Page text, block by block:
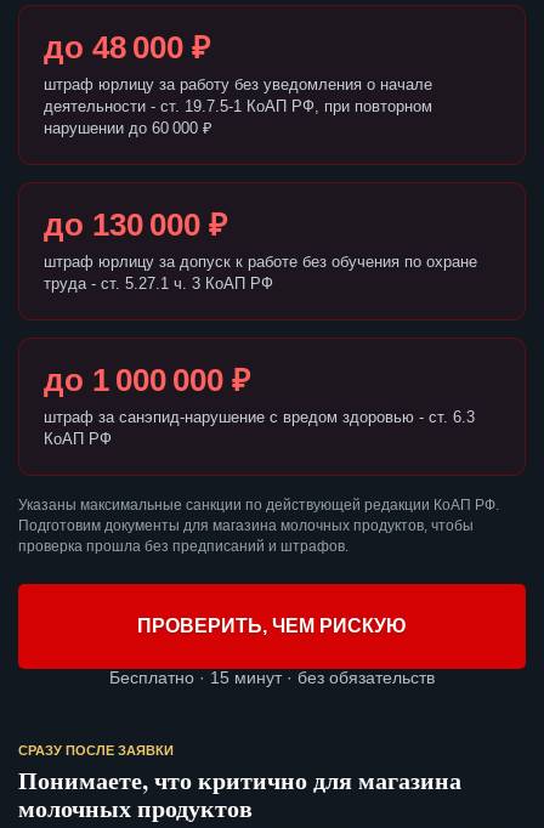
до 48 000 ₽
штраф юрлицу за работу без уведомления о начале
деятельности - ст. 19.7.5-1 КоАП РФ, при повторном
нарушении до 60 000 ₽
до 130 000 ₽
штраф юрлицу за допуск к работе без обучения по охране
труда - ст. 5.27.1 ч. 3 КоАП РФ
до 1 000 000 ₽
штраф за санэпид-нарушение с вредом здоровью - ст. 6.3
КоАП РФ
Указаны максимальные санкции по действующей редакции КоАП РФ.
Подготовим документы для магазина молочных продуктов, чтобы
проверка прошла без предписаний и штрафов.
ПРОВЕРИТЬ, ЧЕМ РИСКУЮ
Бесплатно · 15 минут · без обязательств
СРАЗУ ПОСЛЕ ЗАЯВКИ
Понимаете, что критично для магазина
молочных продуктов